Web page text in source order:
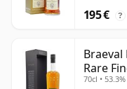
195 € ?
Rare
70cl • 53.3%